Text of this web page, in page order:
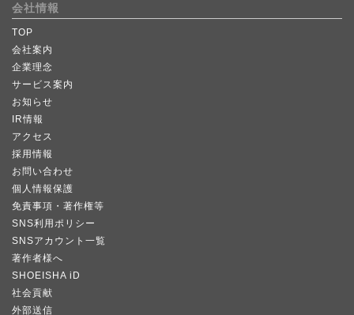
会社情報
TOP
会社案内
企業理念
サービス案内
お知らせ
IR情報
アクセス
採用情報
お問い合わせ
個人情報保護
免責事項・著作権等
SNS利用ポリシー
SNSアカウント一覧
著作者様へ
SHOEISHA iD
社会貢献
外部送信